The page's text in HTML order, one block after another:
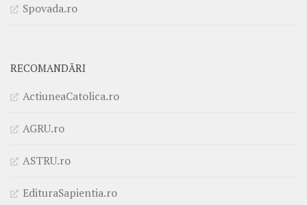
Spovada.ro
RECOMANDĂRI
ActiuneaCatolica.ro
AGRU.ro
ASTRU.ro
EdituraSapientia.ro